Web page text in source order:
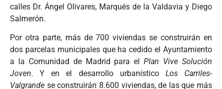
calles Dr. Ángel Olivares, Marqués de la Valdavia y Diego
Salmerón.
Por otra parte, más de 700 viviendas se construirán en
dos parcelas municipales que ha cedido el Ayuntamiento
a la Comunidad de Madrid para elPlan Vive Solución
Joven. Y en el desarrollo urbanístico Los Carriles-
Valgrande se construirán 8.600 viviendas, de las que más